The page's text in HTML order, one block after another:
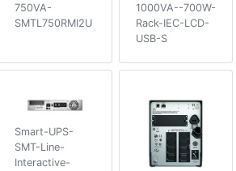
750VA-
SMTL750RMI2U
1000VA--700W-
Rack-IEC-LCD-
USB-S
Smart-UPS-
SMT-Line-
Interactive-